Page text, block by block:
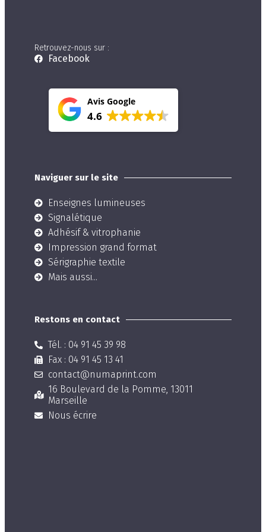
Retrouvez-nous sur :
Facebook
Avis Google
4.6
Naviguer sur le site
Enseignes lumineuses
Signalétique
Adhésif & vitrophanie
Impression grand format
Sérigraphie textile
Mais aussi...
Restons en contact
Tél. : 04 91 45 39 98
Fax : 04 91 45 13 41
contact@numaprint.com
16 Boulevard de la Pomme, 13011
Marseille
Nous écrire